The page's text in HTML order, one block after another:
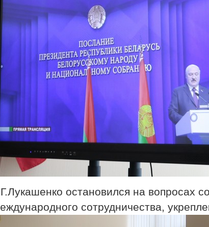
остановился на вопросах
сотрудничества,